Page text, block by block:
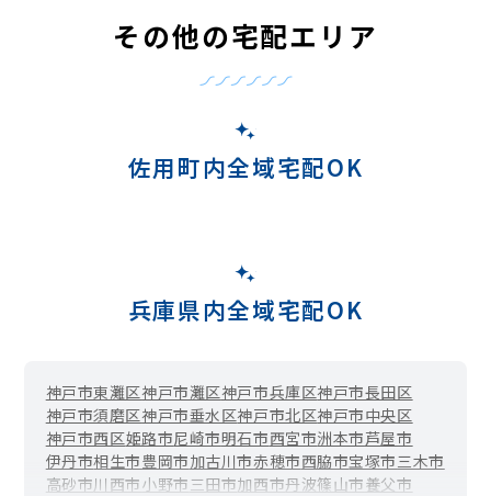
その他の宅配エリア
佐用町内全域宅配OK
兵庫県内全域宅配OK
神戸市東灘区神戸市灘区神戸市兵庫区神戸市長田区
神戸市須磨区神戸市垂水区神戸市北区神戸市中央区
神戸市西区姫路市尼崎市明石市西宮市洲本市芦屋市
伊丹市相生市豊岡市加古川市赤穂市西脇市宝塚市三木市
高砂市川西市小野市 三田市加西市丹波篠山市養父市